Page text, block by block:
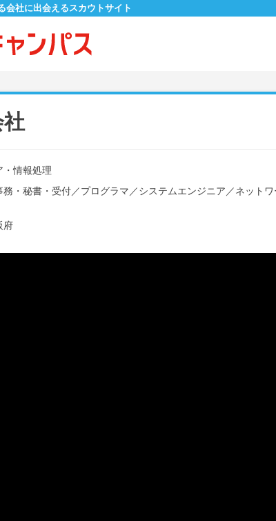
会社に出会えるスカウトサイト
・情報処理
務・秘書・受付／プログラマ ／システムエンジニア ／ネット
府